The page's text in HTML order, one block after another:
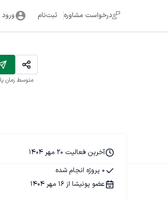
درخواست مشاوره ثبت‌نام ورود
متوسط زمان
آخرین فعالیت 20 مهر 1404
0 پروژه انجام شده
عضو پونیشا از 16 مهر 1404